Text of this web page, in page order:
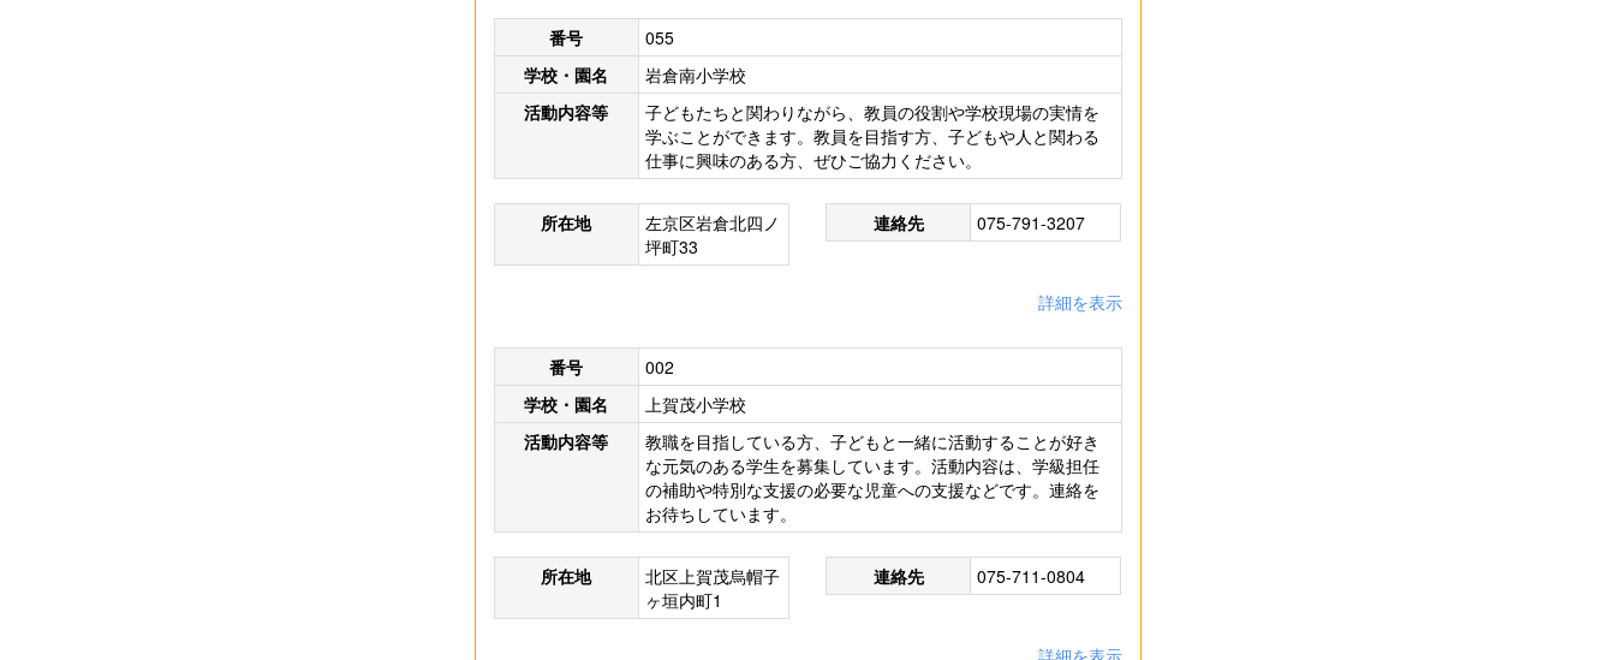
番号
055
学校・園名
岩倉南小学校
活動内容等
子どもたちと関わりながら、教員の役割や学校現場の実情を
学ぶことができます。教員を目指す方、子どもや人と関わる
仕事に興味のある方、ぜひご協力ください。
所在地
左京区岩倉北四ノ
坪町33
連絡先 075-791-3207
詳細を表示
番号
002
学校・園名
上賀茂小学校
活動内容等
教職を目指している方、子どもと一緒に活動することが好き
な元気のある学生を募集しています。活動内容は、学級担任
の補助や特別な支援の必要な児童への支援などです。連絡を
お待ちしています。
所在地
北区上賀茂烏帽子
ヶ垣内町1
連絡先 075-711-0804
詳細を表示